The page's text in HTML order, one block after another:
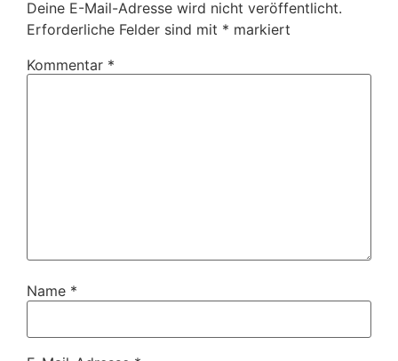
Deine E-Mail-Adresse wird nicht veröffentlicht.
Erforderliche Felder sind mit * markiert
Kommentar *
Name *